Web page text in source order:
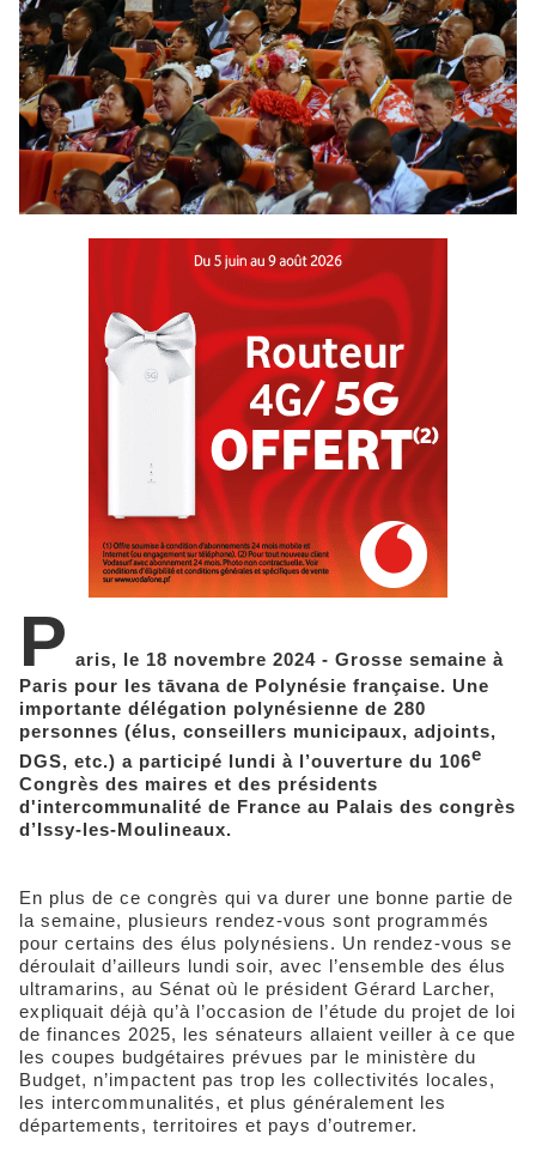
P aris, le 18 novembre 2024 - Grosse semaine à
Paris pour les tāvana de Polynésie française. Une
importante délégation polynésienne de 280
personnes (élus, conseillers municipaux, adjoints,
DGS, etc.) a participé lundi à l’ouverture du 106e
Congrès des maires et des présidents
d'intercommunalité de France au Palais des congrès
d’Issy-les-Moulineaux.
En plus de ce congrès qui va durer une bonne partie de
la semaine, plusieurs rendez-vous sont programmés
pour certains des élus polynésiens. Un rendez-vous se
déroulait d’ailleurs lundi soir, avec l’ensemble des élus
ultramarins, au Sénat où le président Gérard Larcher,
expliquait déjà qu’à l’occasion de l’étude du projet de loi
de finances 2025, les sénateurs allaient veiller à ce que
les coupes budgétaires prévues par le ministère du
Budget, n’impactent pas trop les collectivités locales,
les intercommunalités, et plus généralement les
départements, territoires et pays d’outremer.